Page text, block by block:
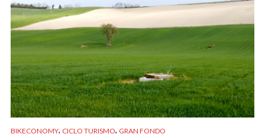
BIKECONOMY, CICLO TURISMO, GRAN FONDO